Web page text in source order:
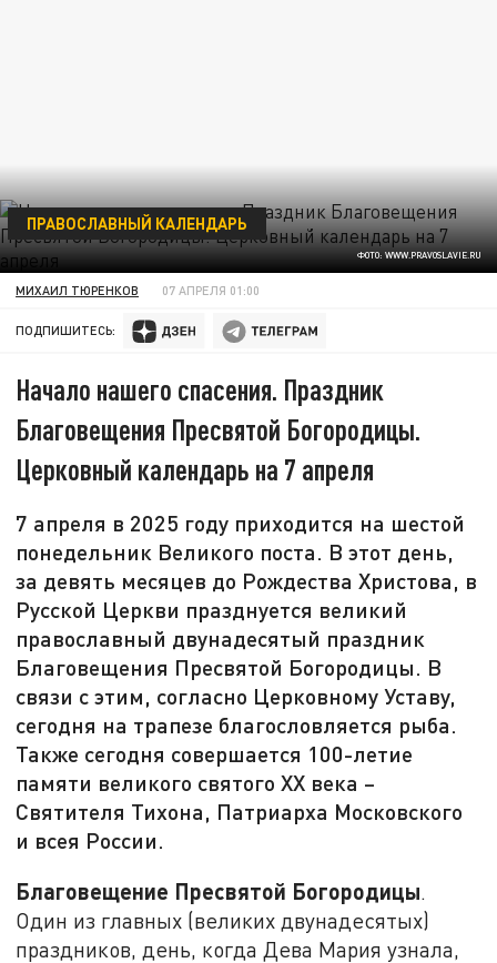
ФОТО: WWW.PRAVOSLAVIE.RU
ПРАВОСЛАВНЫЙ КАЛЕНДАРЬ
МИХАИЛ ТЮРЕНКОВ 07 АПРЕЛЯ 01:00
ПОДПИШИТЕСЬ:
Начало нашего спасения. Праздник
Благовещения Пресвятой Богородицы.
Церковный календарь на 7 апреля
7 апреля в 2025 году приходится на шестой
понедельник Великого поста. В этот день,
за девять месяцев до Рождества Христова, в
Русской Церкви празднуется великий
православный двунадесятый праздник
Благовещения Пресвятой Богородицы. В
связи с этим, согласно Церковному Уставу,
сегодня на трапезе благословляется рыба.
Также сегодня совершается 100-летие
памяти великого святого XX века –
Святителя Тихона, Патриарха Московского
и всея России.
Благовещение Пресвятой Богородицы.
Один из главных (великих двунадесятых)
праздников, день, когда Дева Мария узнала,